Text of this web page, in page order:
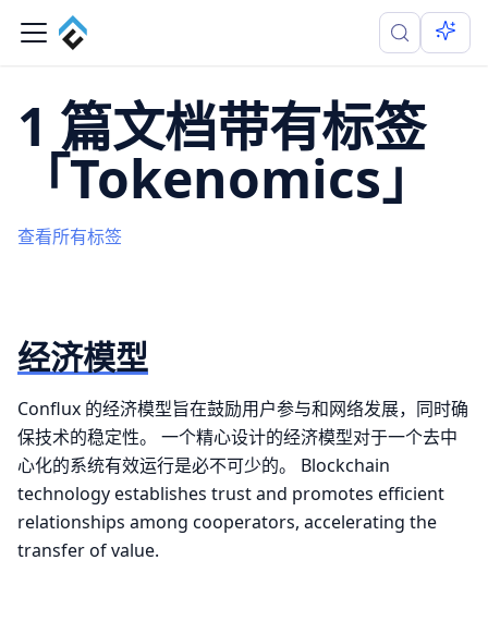
1 篇文档带有标签
「Tokenomics」
查看所有标签
经济模型
Conflux 的经济模型旨在鼓励用户参与和网络发展，同时确
保技术的稳定性。 一个精心设计的经济模型对于一个去中
心化的系统有效运行是必不可少的。 Blockchain
technology establishes trust and promotes efficient
relationships among cooperators, accelerating the
transfer of value.